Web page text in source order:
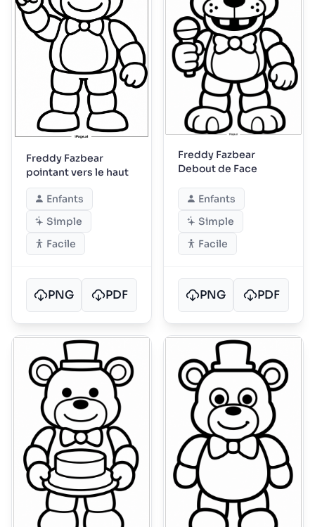
Freddy Fazbear
pointant vers le haut
Enfants
Simple
Facile
PNG PDF
Freddy Fazbear
Debout de Face
Enfants
Simple
Facile
PNG PDF